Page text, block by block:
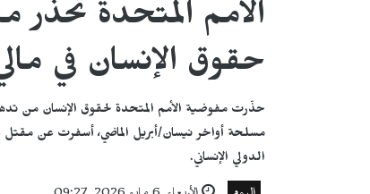
الأمم المتحدة
حقوق الإنسان في
حذّرت مفوضية الأمم المتحدة لحقوق الإنسان من
مسلحة أواخر نيسان/أبريل الماضي، أسفرت عن مقتل
الدولي الإنساني.